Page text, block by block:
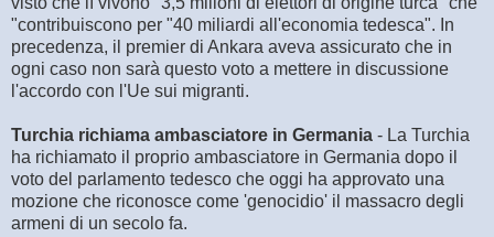
"contribuiscono per "40 miliardi all'economia tedesca". In
precedenza, il premier di Ankara aveva assicurato che in
ogni caso non sarà questo voto a mettere in discussione
l'accordo con l'Ue sui migranti.
Turchia richiama ambasciatore in Germania - La Turchia
ha richiamato il proprio ambasciatore in Germania dopo il
voto del parlamento tedesco che oggi ha approvato una
mozione che riconosce come 'genocidio' il massacro degli
armeni di un secolo fa.